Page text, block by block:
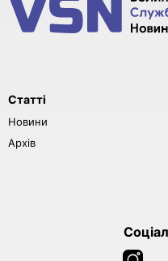
Статті
Новини
Архів